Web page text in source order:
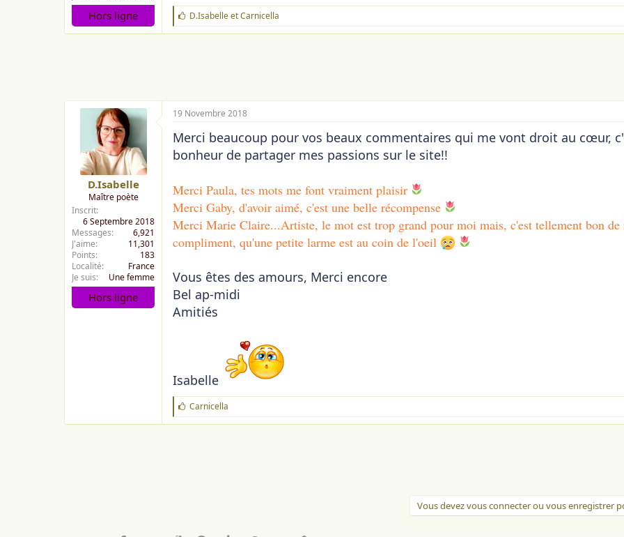
Allongée dans mes souvenirs, je vous vois sur la table de la cuisine
Je vous caresse en douceur, vous me manquez là où je suis!
D.Isabelle
Hors ligne
J
'
a
D.IsabelleetCarnicella
D.Isabelle
Maître poète
Inscrit
6 Septembre 2018
Messages
6,921
J'aime
11,301
Points
183
Localité
France
Je suis
Une femme
Hors ligne
19 Novembre 2018
Merci beaucoup pour vos beaux commentaires qui me vont droit au cœur,
bonheur de partager mes passions sur le site!!
Merci Paula, tes mots me font vraiment plaisir
Merci Gaby, d'avoir aimé, c'est une belle récompense
Merci Marie Claire...Artiste, le mot est trop grand pour moi mais, c'est tellement bon de
compliment, qu'une petite larme est au coin de l'oeil
Vous êtes des amours, Merci encore
Bel ap-midi
Amitiés
Isabelle
J
'
a
Carnicella
Vous devez vous connecter ou vous enregistrer